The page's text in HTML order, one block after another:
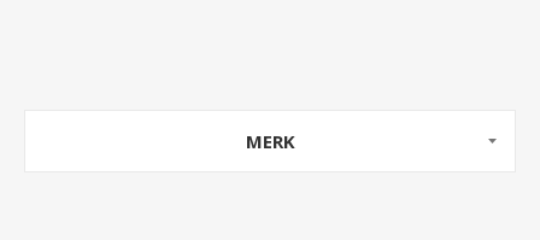
MERK